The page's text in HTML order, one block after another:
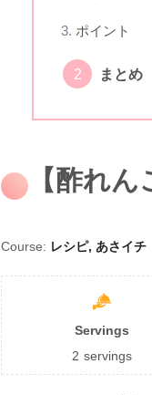
ポイント
まとめ
【酢れ
Course: レシピ, あさイチ
Servings
2 servings